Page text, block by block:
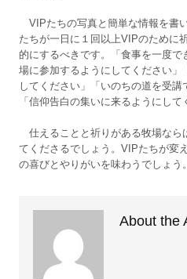
VIPたちの写真と簡単な情報を書
たちが一日に１回以上VIPのために
的にするべきです。「食事を一度
場に参加するようにしてください
してください」「いのちの道を受講
「信仰告白の集いに来るようにして
仕えることと祈りがある牧場なら
てくださるでしょう。VIPたちが変
の喜びとやりがいを味わうでしょう。
About the